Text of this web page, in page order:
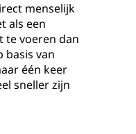
menselijk
als een
te voeren dan
basis van
één keer
sneller zijn